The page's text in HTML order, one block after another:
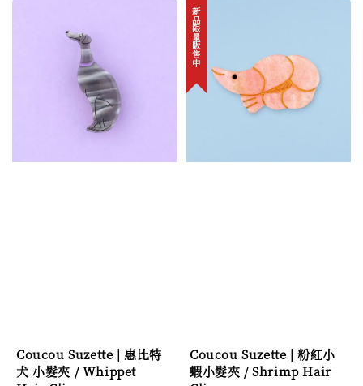
Coucou Suzette | 惠比特
犬 小髮夾 / Whippet
新品限量販售中
Coucou Suzette | 粉紅小
蝦小髮夾 / Shrimp Hair